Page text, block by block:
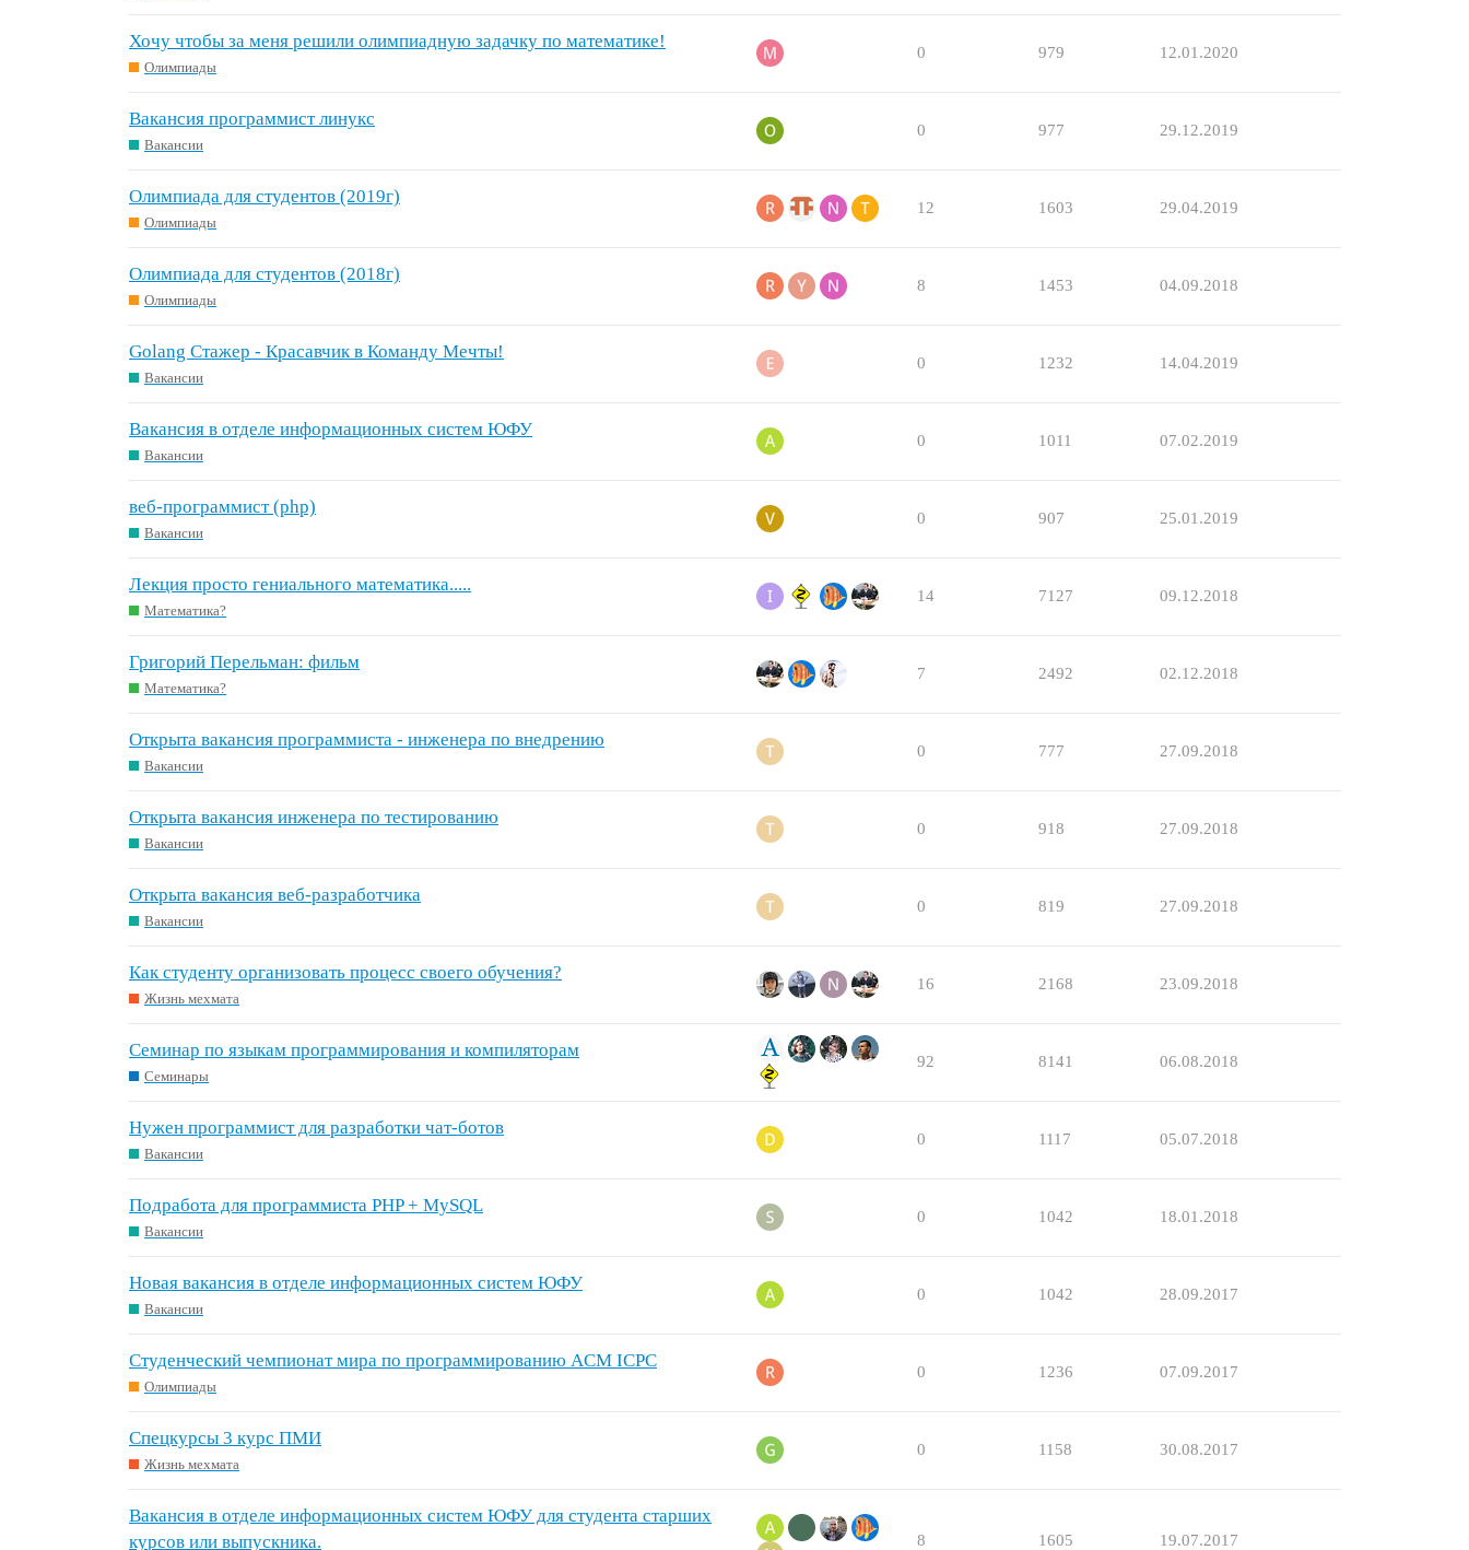
Хочу чтобы за меня решили олимпиадную задачку по математике!
Олимпиады
0 979 12.01.2020
Вакансия программист линукс
Вакансии
0 977 29.12.2019
Олимпиада для студентов (2019г)
Олимпиады
12 1603 29.04.2019
Олимпиада для студентов (2018г)
Олимпиады
8 1453 04.09.2018
Golang Стажер - Красавчик в Команду Мечты!
Вакансии
0 1232 14.04.2019
Вакансия в отделе информационных систем ЮФУ
Вакансии
0 1011 07.02.2019
веб-программист (php)
Вакансии
0 907 25.01.2019
Лекция просто гениального математика.....
Математика?
14 7127 09.12.2018
Григорий Перельман: фильм
Математика?
7 2492 02.12.2018
Открыта вакансия программиста - инженера по внедрению
Вакансии
0 777 27.09.2018
Открыта вакансия инженера по тестированию
Вакансии
0 918 27.09.2018
Открыта вакансия веб-разработчика
Вакансии
0 819 27.09.2018
Как студенту организовать процесс своего обучения?
Жизнь мехмата
16 2168 23.09.2018
Семинар по языкам программирования и компиляторам
Семинары
92 8141 06.08.2018
Нужен программист для разработки чат-ботов
Вакансии
0 1117 05.07.2018
Подработа для программиста PHP + MySQL
Вакансии
0 1042 18.01.2018
Новая вакансия в отделе информационных систем ЮФУ
Вакансии
0 1042 28.09.2017
Студенческий чемпионат мира по программированию ACM ICPC
Олимпиады
0 1236 07.09.2017
Спецкурсы 3 курс ПМИ
Жизнь мехмата
0 1158 30.08.2017
Вакансия в отделе информационных систем ЮФУ для студента старших
курсов или выпускника.
8 1605 19.07.2017